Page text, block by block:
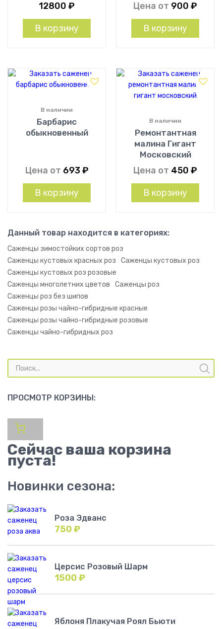
12800 ₽
В корзину
Цена от 900 ₽
В корзину
Барбарис
обыкновенный
В наличии
Цена от 693 ₽
В корзину
Ремонтантная
малина Гигант
Московский
В наличии
Цена от 450 ₽
В корзину
Данный товар находится в категориях:
Саженцы зимостойких сортов роз
Саженцы кустовых красных роз
Саженцы кустовых роз
Саженцы кустовых роз розовые
Саженцы многолетних цветов
Саженцы роз
Саженцы роз без шипов
Саженцы розы чайно-гибридные красные
Саженцы розы чайно-гибридные розовые
Саженцы чайно-гибридных роз
Поиск
товаров
ПРОСМОТР КОРЗИНЫ:
Сейчас ваша корзина
пуста!
Новинки сезона:
Роза Эдванс
750₽
Церсис Розовый Шарм
1500₽
Яблоня Плакучая Роял Бьюти